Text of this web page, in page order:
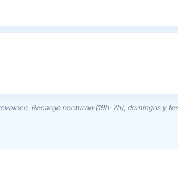
Recargo nocturno (19h-7h), domingos y